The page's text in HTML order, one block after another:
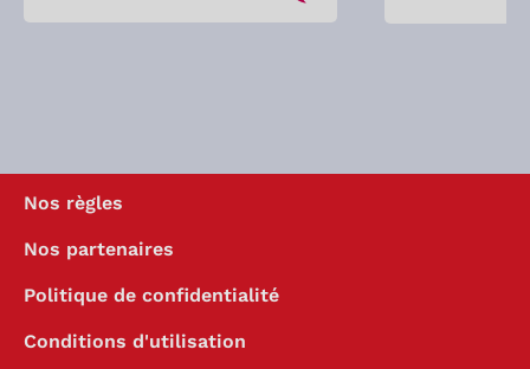
Nos règles
Nos partenaires
Politique de confidentialité
Conditions d'utilisation